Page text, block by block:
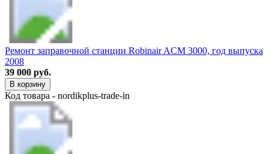
Ремонт заправочной станции Robinair ACM 3000, год выпуска
2008
39 000 руб.
В корзину
Код товара - nordikplus-trade-in